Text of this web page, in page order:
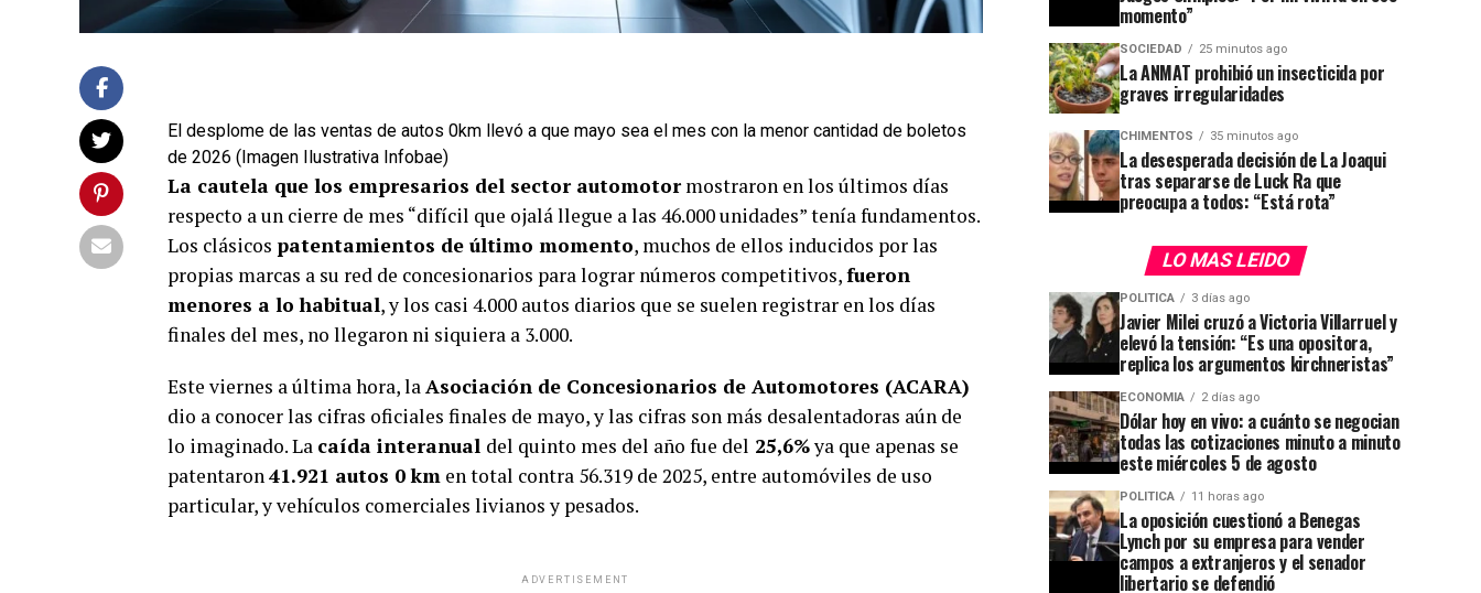
El desplome de las ventas de autos 0km llevó a que mayo sea el mes con la menor cantidad de boletos
de 2026 (Imagen Ilustrativa Infobae)
La cautela que los empresarios del sector automotormostraron en los últimos días
respecto a un cierre de mes “difícil que ojalá llegue a las 46.000 unidades” tenía fundamentos.
Los clásicos patentamientos de último momento, muchos de ellos inducidos por las
propias marcas a su red de concesionarios para lograr números competitivos,fueron
menores a lo habitual, y los casi 4.000 autos diarios que se suelen registrar en los días
finales del mes, no llegaron ni siquiera a 3.000.
Este viernes a última hora, la Asociación de Concesionarios de Automotores (ACARA)
dio a conocer las cifras oficiales finales de mayo, y las cifras son más desalentadoras aún de
lo imaginado. La caída interanual del quinto mes del año fue del 25,6%ya que apenas se
patentaron 41.921 autos 0 km en total contra 56.319 de 2025, entre automóviles de uso
particular, y vehículos comerciales livianos y pesados.
ADVERTISEMENT
momento”
SOCIEDAD 25 minutos ago
La ANMAT prohibió un insecticida por
graves irregularidades
CHIMENTOS 35 minutos ago
La desesperada decisión de La Joaqui
tras separarse de Luck Ra que
preocupa a todos: “Está rota”
LO MAS LEIDO
POLITICA 3 días ago
Javier Milei cruzó a Victoria Villarruel y
elevó la tensión: “Es una opositora,
replica los argumentos kirchneristas”
ECONOMIA 2 días ago
Dólar hoy en vivo: a cuánto se negocian
todas las cotizaciones minuto a minuto
este miércoles 5 de agosto
POLITICA 11 horas ago
La oposición cuestionó a Benegas
Lynch por su empresa para vender
campos a extranjeros y el senador
libertario se defendió